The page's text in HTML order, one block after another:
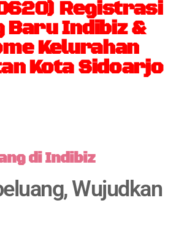
Registrasi
Baru Indibiz &
Kelurahan
Kota Sidoarjo
di Indibiz
Wujudkan